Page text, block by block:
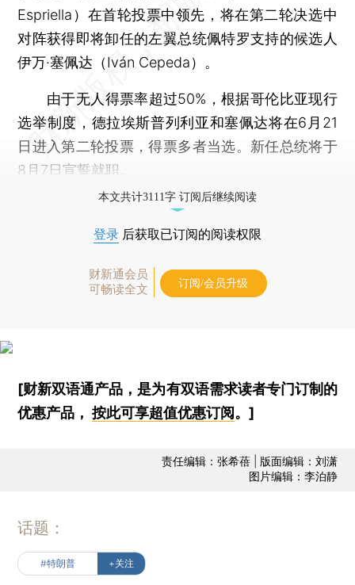
Espriella）在首轮投票中领先，将在第二轮决选中
对阵获得即将卸任的左翼总统佩特罗支持的候选人
伊万·塞佩达（Iván Cepeda）。
由于无人得票率超过50%，根据哥伦比亚现行
选举制度，德拉埃斯普列利亚和塞佩达将在6月21
日进入第二轮投票，得票多者当选。新任总统将于
8月7日宣誓就职。
本文共计3111字 订阅后继续阅读
登录 后获取已订阅的阅读权限
财新通会员
可畅读全文
订阅/会员升级
[财新双语通产品，是为有双语需求读者专门订制的
优惠产品，按此可享超值优惠订阅。]
责任编辑：张希蓓 | 版面编辑：刘潇
图片编辑：李泊静
话题：
#特朗普 +关注